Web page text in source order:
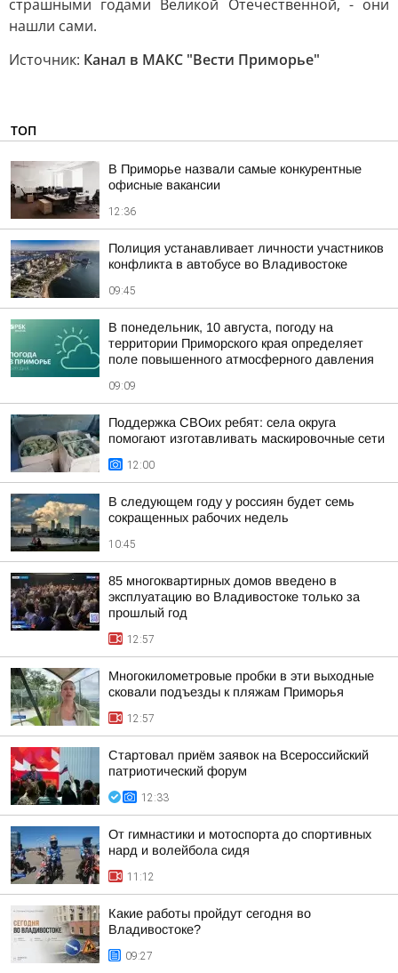
страшными годами Великой Отечественной, - они
нашли сами.
Источник: Канал в МАКС "Вести Приморье"
ТОП
В Приморье назвали самые конкурентные
офисные вакансии
12:36
Полиция устанавливает личности участников
конфликта в автобусе во Владивостоке
09:45
В понедельник, 10 августа, погоду на
территории Приморского края определяет
поле повышенного атмосферного давления
09:09
Поддержка СВОих ребят: села округа
помогают изготавливать маскировочные сети
12:00
В следующем году у россиян будет семь
сокращенных рабочих недель
10:45
85 многоквартирных домов введено в
эксплуатацию во Владивостоке только за
прошлый год
12:57
Многокилометровые пробки в эти выходные
сковали подъезды к пляжам Приморья
12:57
Стартовал приём заявок на Всероссийский
патриотический форум
12:33
От гимнастики и мотоспорта до спортивных
нард и волейбола сидя
11:12
Какие работы пройдут сегодня во
Владивостоке?
09:27